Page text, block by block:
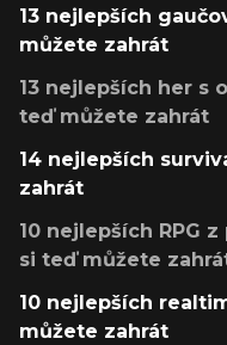
13 nejlepších
můžete zahrát
13 nejlepších her s
teď můžete zahrát
14 nejlepších
zahrát
10 nejlepších RPG
si teď můžete
10 nejlepších
můžete zahrát